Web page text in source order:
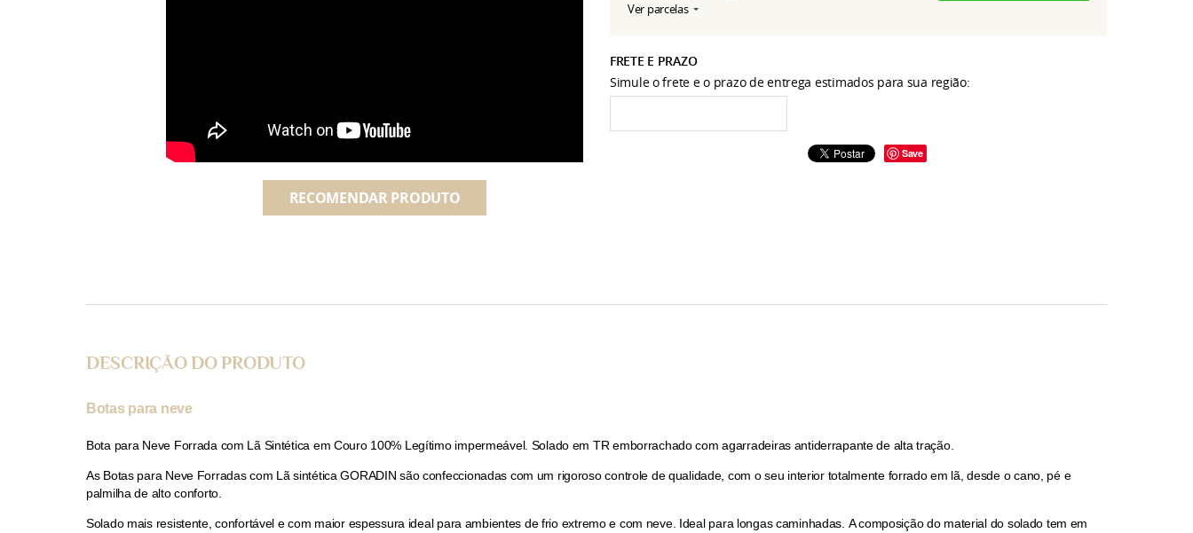
RECOMENDAR PRODUTO
Ver parcelas
FRETE E PRAZO
Simule o frete e o prazo de entrega estimados para sua região:
Save
DESCRIÇÃO DO PRODUTO
Botas para neve
Bota para Neve Forrada com Lã Sintética em Couro 100% Legítimo impermeável. Solado em TR emborrachado com agarradeiras antiderrapante de alta tração.
As Botas para Neve Forradas com Lã sintética GORADIN são confeccionadas com um rigoroso controle de qualidade, com o seu interior totalmente forrado em lã, desde o cano, pé e
palmilha de alto conforto.
Solado mais resistente, confortável e com maior espessura ideal para ambientes de frio extremo e com neve. Ideal para longas caminhadas. A composição do material do solado tem em